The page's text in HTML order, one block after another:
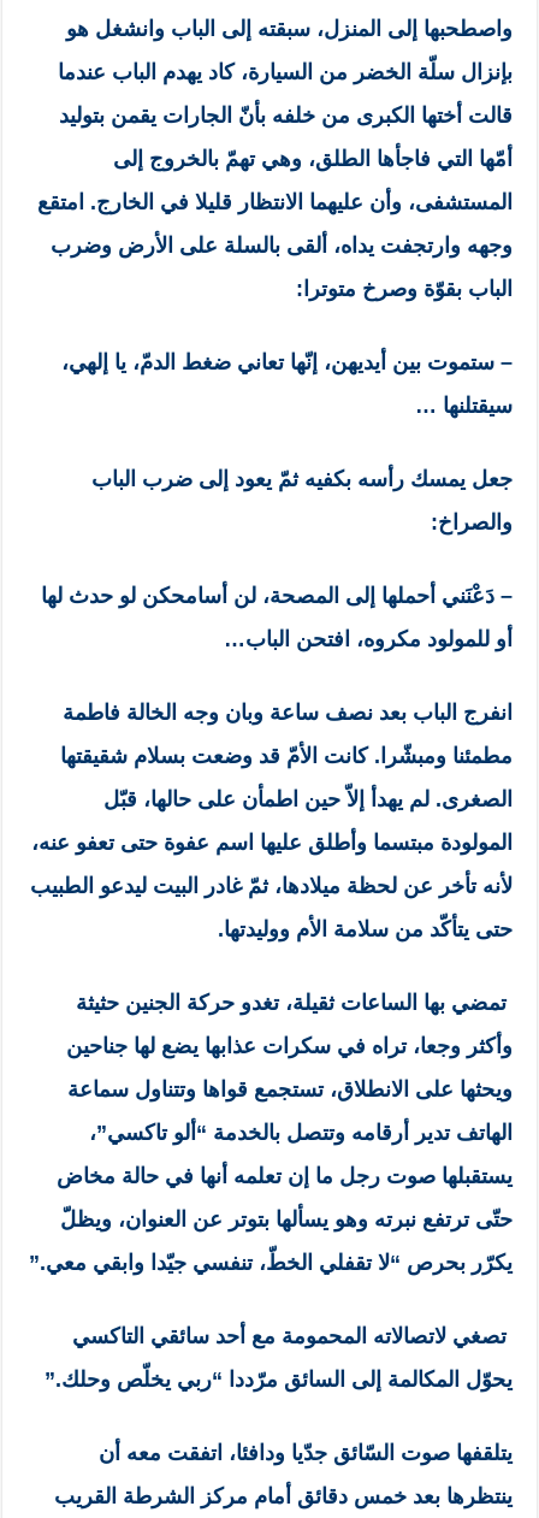
واصطحبها إلى المنزل، سبقته إلى الباب وانشغل هو
بإنزال سلّة الخضر من السيارة، كاد يهدم الباب عندما
قالت أختها الكبرى من خلفه بأنّ الجارات يقمن بتوليد
أمّها التي فاجأها الطلق، وهي تهمّ بالخروج إلى
المستشفى، وأن عليهما الانتظار قليلا في الخارج. امتقع
وجهه وارتجفت يداه، ألقى بالسلة على الأرض وضرب
الباب بقوّة وصرخ متوترا:
– ستموت بين أيديهن، إنّها تعاني ضغط الدمّ، يا إلهي،
سيقتلنها …
جعل يمسك رأسه بكفيه ثمّ يعود إلى ضرب الباب
والصراخ:
– دَعْنَني أحملها إلى المصحة، لن أسامحكن لو حدث لها
أو للمولود مكروه، افتحن الباب…
انفرج الباب بعد نصف ساعة وبان وجه الخالة فاطمة
مطمئنا ومبشّرا. كانت الأمّ قد وضعت بسلام شقيقتها
الصغرى. لم يهدأ إلاّ حين اطمأن على حالها، قبّل
المولودة مبتسما وأطلق عليها اسم عفوة حتى تعفو عنه،
لأنه تأخر عن لحظة ميلادها، ثمّ غادر البيت ليدعو الطبيب
حتى يتأكّد من سلامة الأم ووليدتها.
تمضي بها الساعات ثقيلة، تغدو حركة الجنين حثيثة
وأكثر وجعا، تراه في سكرات عذابها يضع لها جناحين
ويحثها على الانطلاق، تستجمع قواها وتتناول سماعة
الهاتف تدير أرقامه وتتصل بالخدمة “ألو تاكسي”،
يستقبلها صوت رجل ما إن تعلمه أنها في حالة مخاض
حتّى ترتفع نبرته وهو يسألها بتوتر عن العنوان، ويظلّ
يكرّر بحرص “لا تقفلي الخطّ، تنفسي جيّدا وابقي معي.”
تصغي لاتصالاته المحمومة مع أحد سائقي التاكسي
يحوّل المكالمة إلى السائق مرّددا “ربي يخلّص وحلك.”
يتلقفها صوت السّائق جدّيا ودافئا، اتفقت معه أن
ينتظرها بعد خمس دقائق أمام مركز الشرطة القريب